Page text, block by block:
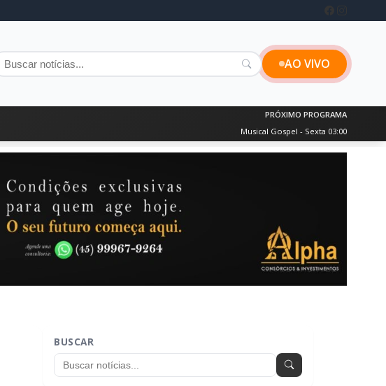
AO VIVO
PRÓXIMO PROGRAMA
Musical Gospel - Sexta 03:00
BUSCAR